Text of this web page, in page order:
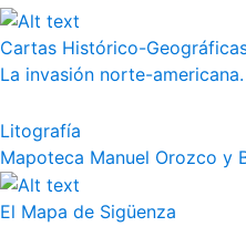
Cartas Histórico-
La invasión norte-americana.
Litografía
Mapoteca Manuel Orozco y
El Mapa de Sigüenza